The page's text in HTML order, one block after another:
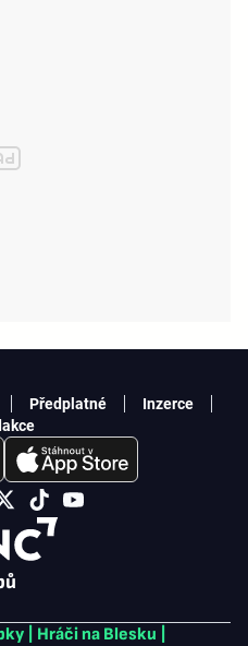
Hráči na Blesku
Předplatné
Inzerce